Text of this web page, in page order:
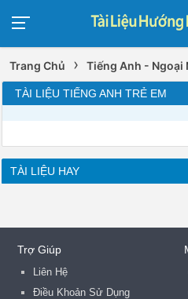
Trang Chủ › Tiếng Anh - Ngoại
TÀI LIỆU TIẾNG ANH TRẺ EM
TÀI LIỆU HAY
Trợ Giúp
Liên Hệ
Điều Khoản Sử Dụng